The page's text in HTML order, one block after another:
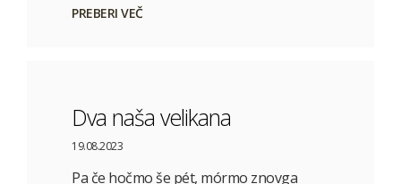
PREBERI VEČ
Dva naša velikana
19.08.2023
Pa če hočmo še pét, mórmo znovga